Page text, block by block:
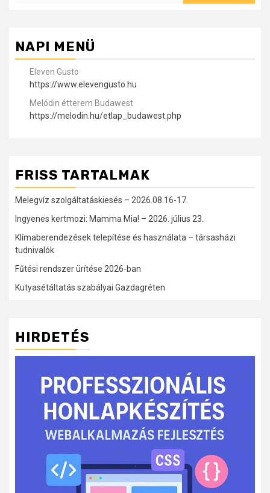
NAPI MENÜ
Eleven Gusto
https://www.elevengusto.hu
Melódin étterem Budawest
https://melodin.hu/etlap_budawest.php
FRISS TARTALMAK
Melegvíz szolgáltatáskiesés – 2026.08.16-17.
Ingyenes kertmozi: Mamma Mia! – 2026. július 23.
Klímaberendezések telepítése és használata – társasházi
tudnivalók
Fűtési rendszer ürítése 2026-ban
Kutyasétáltatás szabályai Gazdagréten
HIRDETÉS